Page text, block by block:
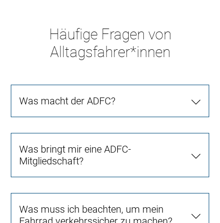
Häufige Fragen von
Alltagsfahrer*innen
Was macht der ADFC?
Was bringt mir eine ADFC-
Mitgliedschaft?
Was muss ich beachten, um mein